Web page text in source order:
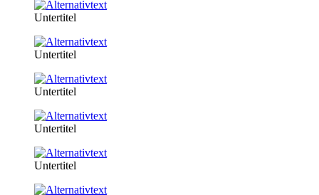
Untertitel
Untertitel
Untertitel
Untertitel
Untertitel